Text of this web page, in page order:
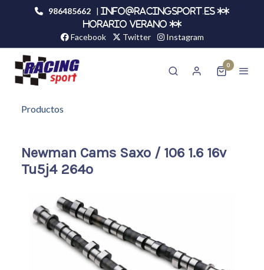
986485662 |
info@racingsport.es **
HORARIO VERANO **
Facebook Twitter Instagram
0
Productos
Newman Cams Saxo / 106 1.6 16v
Tu5j4 264º